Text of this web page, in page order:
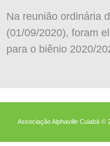
Na reunião ordinária
(01/09/2020), foram
para o biênio 2020/
Associação Alphaville Cuiabá ©